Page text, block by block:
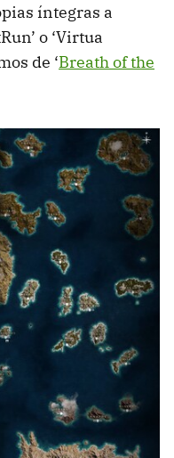
íntegras a
o ‘Virtua
de ‘Breath of the